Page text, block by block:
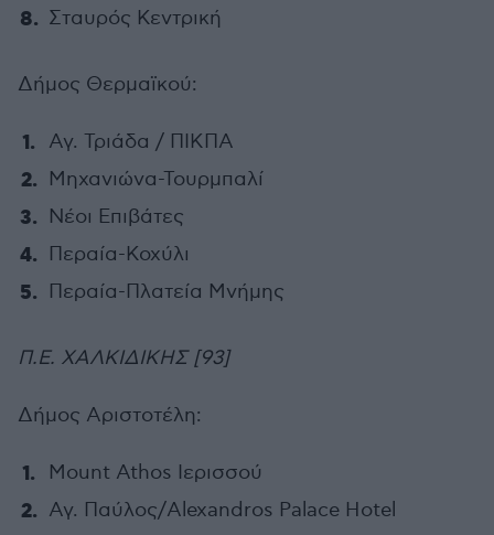
Σταυρός Κεντρική
Δήμος Θερμαϊκού:
Αγ. Τριάδα / ΠΙΚΠΑ
Μηχανιώνα-Τουρμπαλί
Νέοι Επιβάτες
Περαία-Κοχύλι
Περαία-Πλατεία Μνήμης
Π.Ε. ΧΑΛΚΙΔΙΚΗΣ [93]
Δήμος Αριστοτέλη:
Mount Athos Ιερισσού
Αγ. Παύλος/Alexandros Palace Hotel